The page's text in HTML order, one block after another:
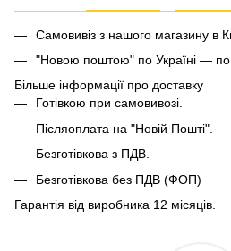
Самовивіз з нашого магазину в
"Новою поштою" по Україні — по
Більше інформації про доставку
Готівкою при самовивозі.
Післяоплата на "Новій Пошті".
Безготівкова з ПДВ.
Безготівкова без ПДВ (ФОП)
Гарантія від виробника 12 місяців.